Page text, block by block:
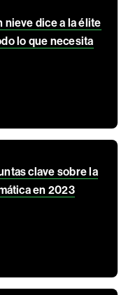
nieve dice a la élite
lo que necesita
clave sobre la
en 2023